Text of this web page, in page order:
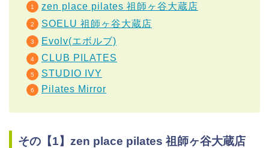
zen place pilates 祖師ヶ谷大蔵店
SOELU 祖師ヶ谷大蔵店
Evolv(エボルブ)
CLUB PILATES
STUDIO IVY
Pilates Mirror
その【1】zen place pilates 祖師ヶ谷大蔵店